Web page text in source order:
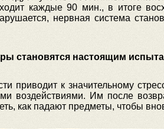
каждые 90 мин., в итоге
нервная система
становятся настоящим
приводит к значительному
воздействиями. Им после
как падают предметы, чтобы